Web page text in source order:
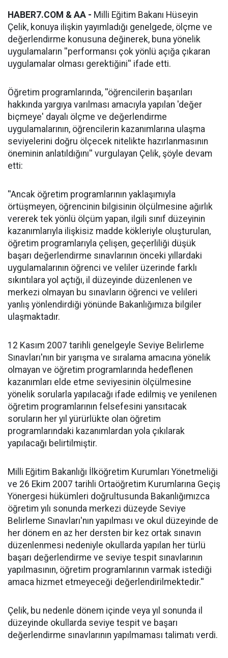
HABER7.COM & AA - Milli Eğitim Bakanı Hüseyin
Çelik, konuya ilişkin yayımladığı genelgede, ölçme ve
değerlendirme konusuna değinerek, buna yönelik
uygulamaların ''performansı çok yönlü açığa çıkaran
uygulamalar olması gerektiğini'' ifade etti.
Öğretim programlarında, ''öğrencilerin başarıları
hakkında yargıya varılması amacıyla yapılan 'değer
biçmeye' dayalı ölçme ve değerlendirme
uygulamalarının, öğrencilerin kazanımlarına ulaşma
seviyelerini doğru ölçecek nitelikte hazırlanmasının
öneminin anlatıldığını'' vurgulayan Çelik, şöyle devam
etti:
''Ancak öğretim programlarının yaklaşımıyla
örtüşmeyen, öğrencinin bilgisinin ölçülmesine ağırlık
vererek tek yönlü ölçüm yapan, ilgili sınıf düzeyinin
kazanımlarıyla ilişkisiz madde kökleriyle oluşturulan,
öğretim programlarıyla çelişen, geçerliliği düşük
başarı değerlendirme sınavlarının önceki yıllardaki
uygulamalarının öğrenci ve veliler üzerinde farklı
sıkıntılara yol açtığı, il düzeyinde düzenlenen ve
merkezi olmayan bu sınavların öğrenci ve velileri
yanlış yönlendirdiği yönünde Bakanlığımıza bilgiler
ulaşmaktadır.
12 Kasım 2007 tarihli genelgeyle Seviye Belirleme
Sınavları'nın bir yarışma ve sıralama amacına yönelik
olmayan ve öğretim programlarında hedeflenen
kazanımları elde etme seviyesinin ölçülmesine
yönelik sorularla yapılacağı ifade edilmiş ve yenilenen
öğretim programlarının felsefesini yansıtacak
soruların her yıl yürürlükte olan öğretim
programlarındaki kazanımlardan yola çıkılarak
yapılacağı belirtilmiştir.
Milli Eğitim Bakanlığı İlköğretim Kurumları Yönetmeliği
ve 26 Ekim 2007 tarihli Ortaöğretim Kurumlarına Geçiş
Yönergesi hükümleri doğrultusunda Bakanlığımızca
öğretim yılı sonunda merkezi düzeyde Seviye
Belirleme Sınavları'nın yapılması ve okul düzeyinde de
her dönem en az her dersten bir kez ortak sınavın
düzenlenmesi nedeniyle okullarda yapılan her türlü
başarı değerlendirme ve seviye tespit sınavlarının
yapılmasının, öğretim programlarının varmak istediği
amaca hizmet etmeyeceği değerlendirilmektedir.''
Çelik, bu nedenle dönem içinde veya yıl sonunda il
düzeyinde okullarda seviye tespit ve başarı
değerlendirme sınavlarının yapılmaması talimatı verdi.